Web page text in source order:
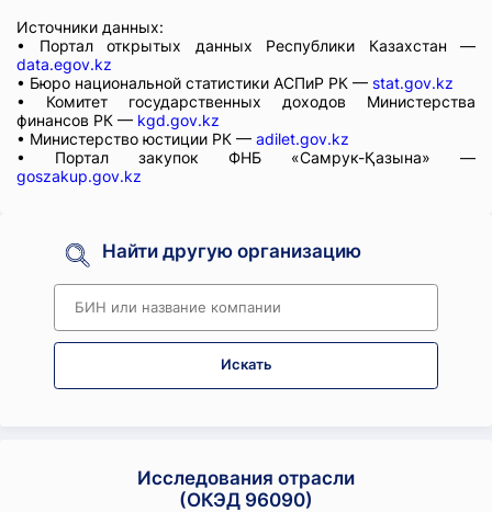
Источники данных:
• Портал открытых данных Республики Казахстан —
data.egov.kz
• Бюро национальной статистики АСПиР РК — stat.gov.kz
• Комитет государственных доходов Министерства
финансов РК — kgd.gov.kz
• Министерство юстиции РК — adilet.gov.kz
• Портал закупок ФНБ «Самрук-Қазына» —
goszakup.gov.kz
Найти другую организацию
Искать
Исследования отрасли
(ОКЭД 96090)